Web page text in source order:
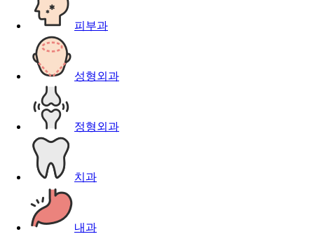
피부과
성형외과
정형외과
치과
내과